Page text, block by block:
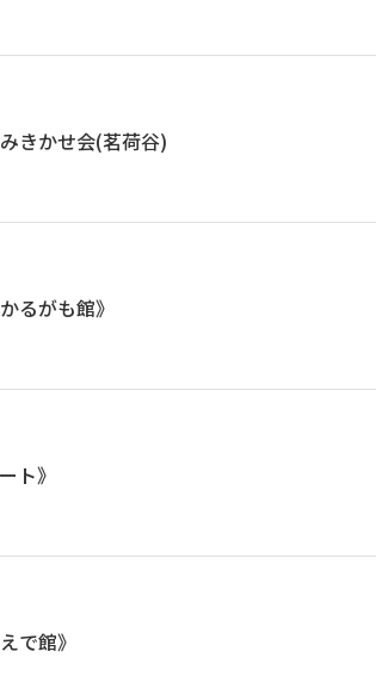
きかせ会(茗荷谷)
るがも館》
ト》
で館》